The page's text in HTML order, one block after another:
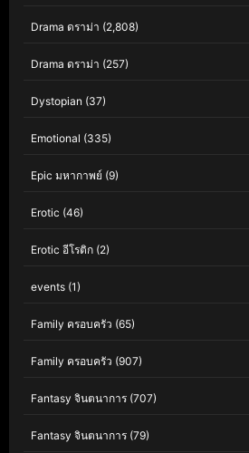
Drama ดราม่า (2,808)
Drama ดราม่า (257)
Dystopian (37)
Emotional (335)
Epic มหากาพย์ (9)
Erotic (46)
Erotic อีโรติก (2)
events (1)
Family ครอบครัว (65)
Family ครอบครัว (907)
Fantasy จินตนาการ (707)
Fantasy จินตนาการ (79)